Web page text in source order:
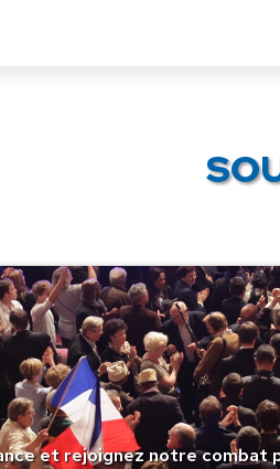
et rejoignez notre combat